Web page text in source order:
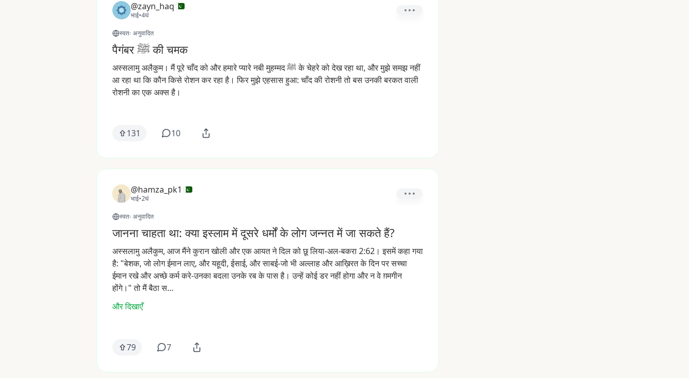
@zayn_haq
भाई•4घं
स्वतः अनुवादित
पैगंबर ﷺ की चमक
अस्सलामुअलैकुम। मैंपूरेचाँदकोऔरहमारेप्यारेनबीमुहम्मदﷺ केचेहरेकोदेखरहाथा, औरमुझेसमझनहीं
आरहाथाकिकौनकिसेरोशनकररहाहै। फिरमुझेएहसासहुआ: चाँदकीरोशनीतोबसउनकीबरकतवाली
रोशनीकाएकअक्सहै।
131 10
@hamza_pk1
भाई•2घं
स्वतः अनुवादित
जानना चाहता था: क्या इस्लाम में दूसरे धर्मों के लोग जन्नत में जा सकते हैं?
अस्सलामुअलैकुम, आजमैंनेकुरानखोलीऔरएकआयतनेदिलकोछूलिया-अल-बकरा2:62। इसमेंकहागया
है: "बेशक, जोलोगईमानलाए, औरयहूदी, ईसाई, औरसाबई-जोभीअल्लाहऔरआख़िरतकेदिनपरसच्चा
ईमानरखेऔरअच्छेकर्मकरे-उनकाबदलाउनकेरबकेपासहै। उन्हेंकोईडरनहींहोगाऔरनवेग़मगीन
होंगे।" तोमैंबैठास…
और दिखाएँ
79 7